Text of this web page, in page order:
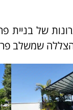
של בניית
שמשלב